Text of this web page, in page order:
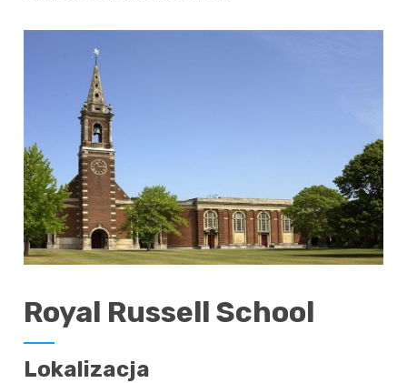
Royal Russell School
Lokalizacja